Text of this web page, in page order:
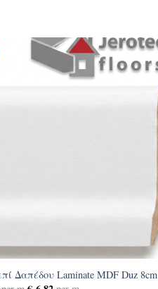
Δαπέδου Laminate MDF Duz 8cm